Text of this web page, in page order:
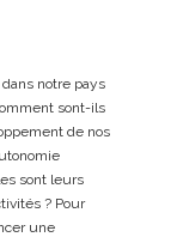
notre pays
sont-ils
de nos
sont leurs
? Pour
une